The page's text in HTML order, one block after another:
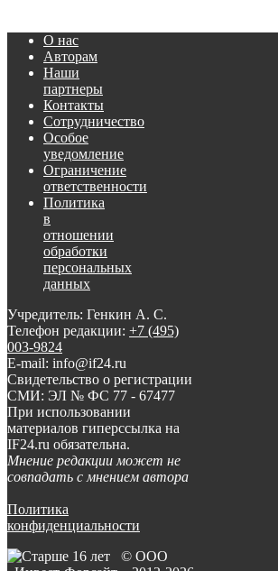
О нас
Авторам
Наши
партнеры
Контакты
Сотрудничество
Особое
уведомление
Ограничение
ответственности
Политика
в
отношении
обработки
персональных
данных
Учредитель: Генкин А. С.
Телефон редакции: +7 (495)
003-9824
E-mail: info@if24.ru
Свидетельство о регистрации
СМИ: ЭЛ № ФС 77 - 67477
При использовании
материалов гиперссылка на
IF24.ru обязательна.
Мнение редакции может не
совпадать с мнением автора
Политика
конфиденциальности
© ООО